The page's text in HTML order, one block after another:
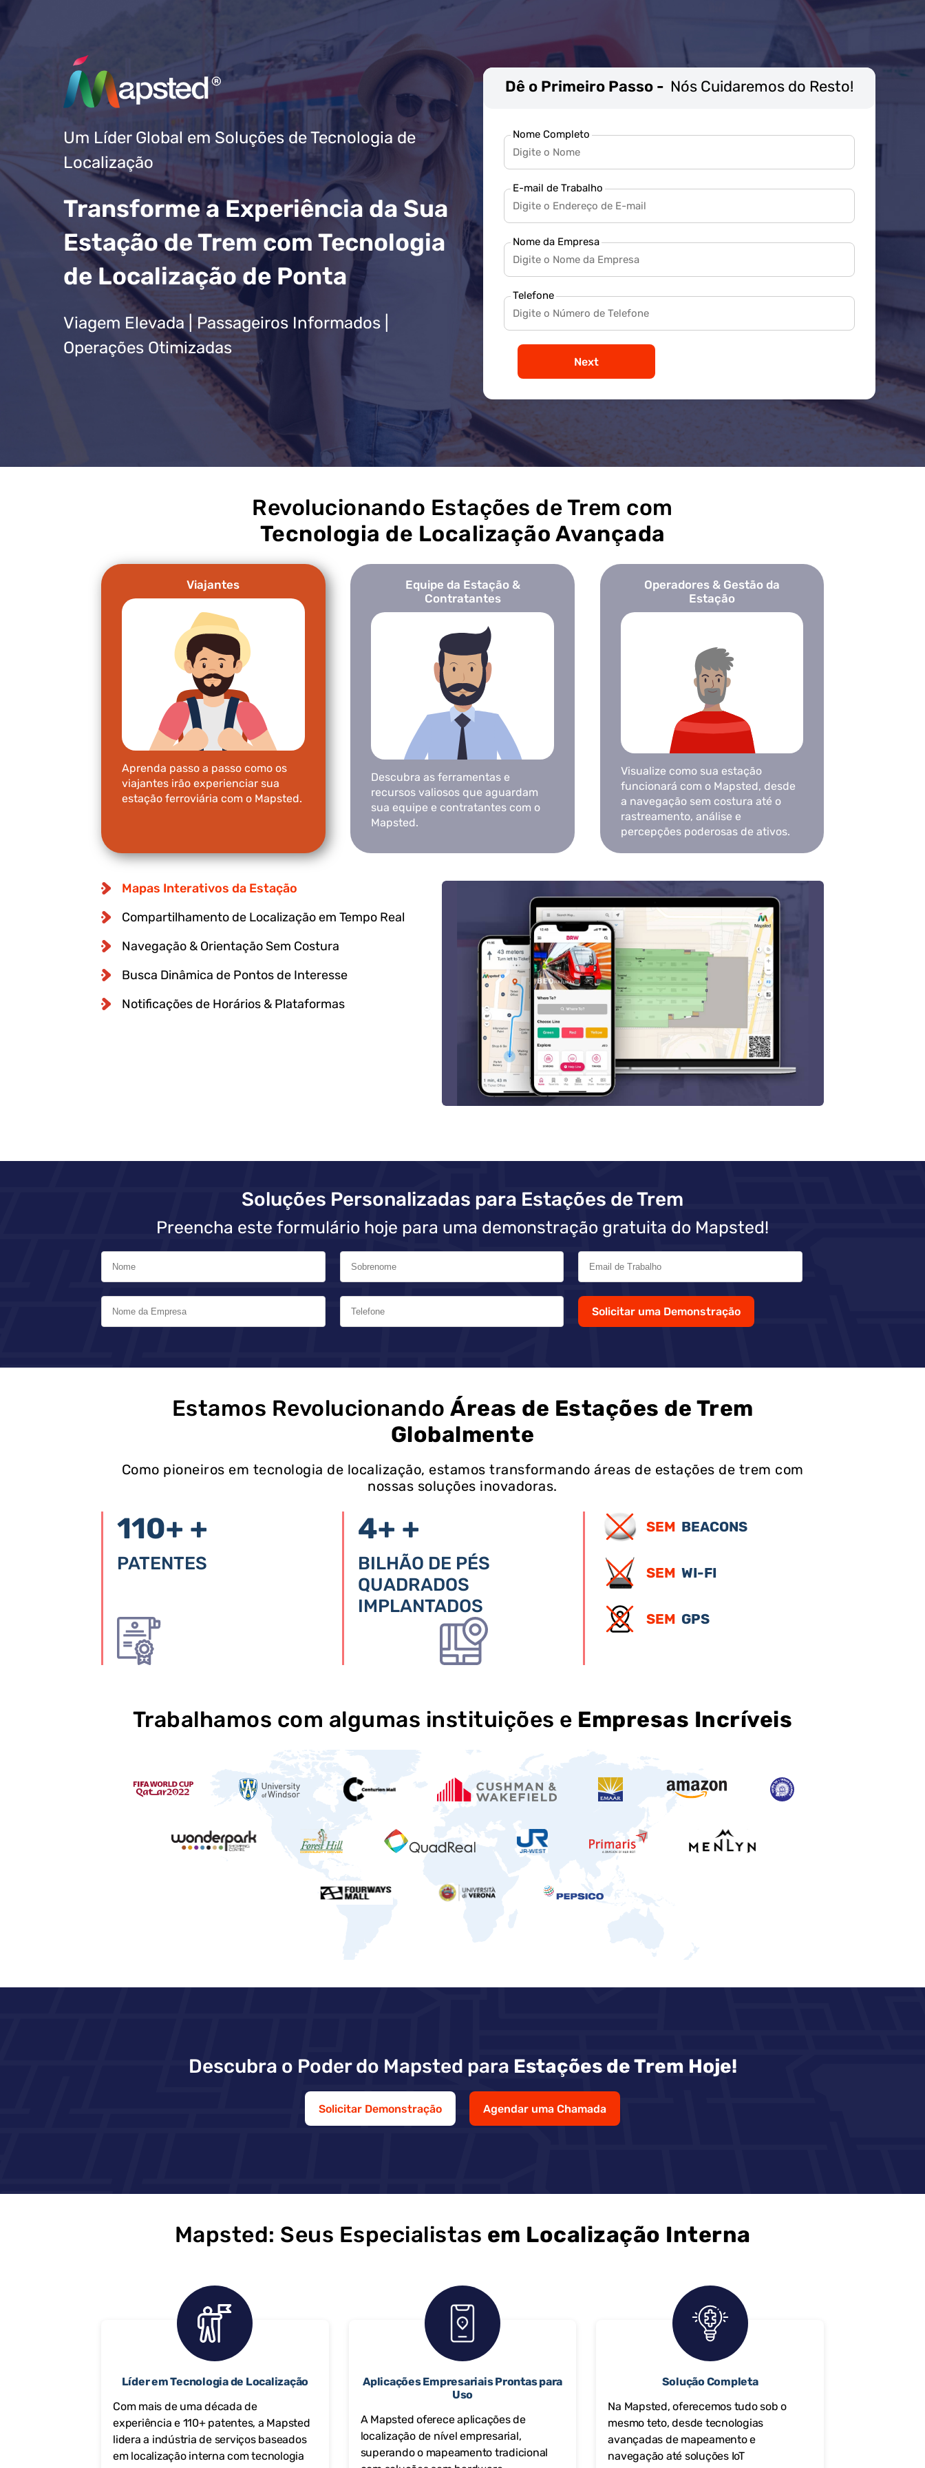
Um Líder Global em Soluções de Tecnologia de
Localização
Transforme a Experiência da Sua
Estação de Trem com Tecnologia
de Localização de Ponta
Viagem Elevada | Passageiros Informados |
Operações Otimizadas
Dê o Primeiro Passo - Nós Cuidaremos do Resto!
Nome Completo
E-mail de Trabalho
Nome da Empresa
Telefone
Next
Revolucionando Estações de Trem com
Tecnologia de Localização Avançada
Viajantes
Aprenda passo a passo como os
viajantes irão experienciar sua
estação ferroviária com o Mapsted.
Equipe da Estação &
Contratantes
Descubra as ferramentas e
recursos valiosos que aguardam
sua equipe e contratantes com o
Mapsted.
Operadores & Gestão da
Estação
Visualize como sua estação
funcionará com o Mapsted, desde
a navegação sem costura até o
rastreamento, análise e
percepções poderosas de ativos.
Mapas Interativos da Estação
Compartilhamento de Localização em Tempo Real
Navegação & Orientação Sem Costura
Busca Dinâmica de Pontos de Interesse
Notificações de Horários & Plataformas
Soluções Personalizadas para Estações de Trem
Preencha este formulário hoje para uma demonstração gratuita do Mapsted!
Solicitar uma Demonstração
Estamos Revolucionando Áreas de Estações de Trem
Globalmente
Como pioneiros em tecnologia de localização, estamos transformando áreas de estações de trem com
nossas soluções inovadoras.
110+ +
PATENTES
4+ +
BILHÃO DE PÉS
QUADRADOS
IMPLANTADOS
SEM BEACONS
SEM WI-FI
SEM GPS
Trabalhamos com algumas instituições e Empresas Incríveis
Descubra o Poder do Mapsted para Estações de Trem Hoje!
Solicitar Demonstração Agendar uma Chamada
Mapsted: Seus Especialistas em Localização Interna
Líder em Tecnologia de Localização
Com mais de uma década de
experiência e 110+ patentes, a Mapsted
lidera a indústria de serviços baseados
em localização interna com tecnologia
Aplicações Empresariais Prontas para
Uso
A Mapsted oferece aplicações de
localização de nível empresarial,
superando o mapeamento tradicional
Solução Completa
Na Mapsted, oferecemos tudo sob o
mesmo teto, desde tecnologias
avançadas de mapeamento e
navegação até soluções IoT